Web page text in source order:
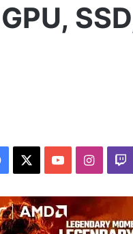
Facebook YouTube